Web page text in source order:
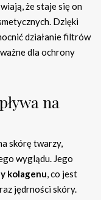
że staje się on
Dzięki
działanie filtrów
dla ochrony
na
skórę twarzy,
wyglądu. Jego
kolagenu, co jest
jędrności skóry.